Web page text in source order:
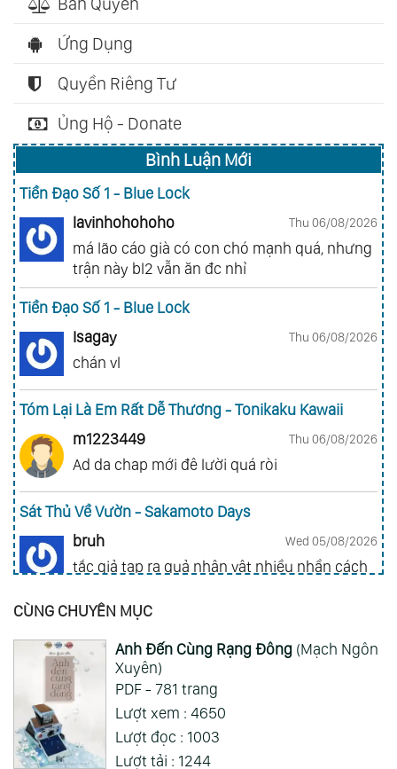
Ứng Dụng
Quyền Riêng Tư
Ủng Hộ - Donate
Bình Luận Mới
Tiền Đạo Số 1 - Blue Lock
lavinhohohoho
Thu 06/08/2026
má lão cáo già có con chó mạnh quá, nhưng
trận này bl2 vẫn ăn đc nhỉ
Tiền Đạo Số 1 - Blue Lock
Isagay
Thu 06/08/2026
chán vl
Tóm Lại Là Em Rất Dễ Thương - Tonikaku Kawaii
m1223449
Thu 06/08/2026
Ad da chap mới đê lười quá ròi
Sát Thủ Về Vườn - Sakamoto Days
bruh
Wed 05/08/2026
tắc giả tạp ra quả nhân vật nhiều nhần cách
Gia Đình Điệp Viên - Spy X Family
ai hỏi 123
Wed 05/08/2026
Mong 1 ngày shop ra 2 chap
Xem Thêm
CÙNG CHUYÊN MỤC
Anh Đến Cùng Rạng Đông(Mạch Ngôn
Xuyên)
PDF - 781 trang
Lượt xem : 4650
Lượt đọc : 1003
Lượt tải : 1244